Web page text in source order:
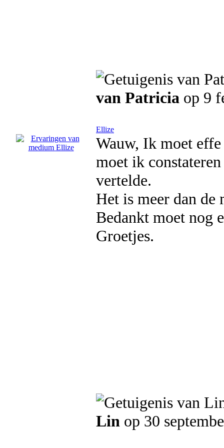
van Patricia op 9
Ellize
Wauw, Ik moet
moet ik
vertelde.
Het is meer dan de
Bedankt moet nog
Groetjes.
Lin op 30